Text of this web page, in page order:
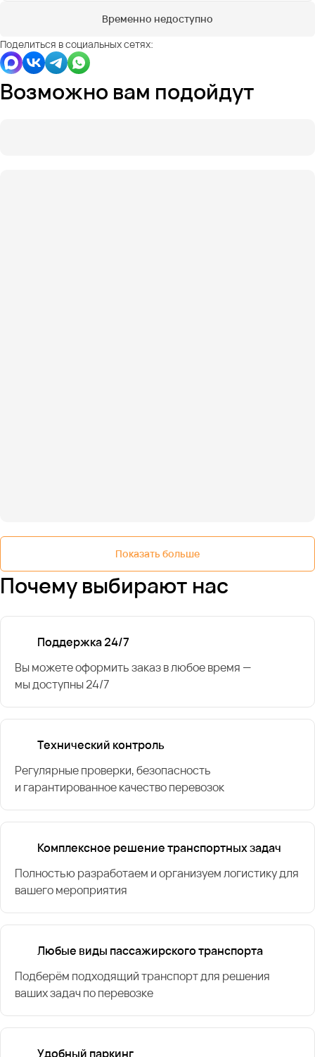
Временно недоступно
Поделиться в социальных сетях:
Возможно вам подойдут
Показать больше
Почему выбирают нас
Поддержка 24/7
Вы можете оформить заказ в любое время —
мы доступны 24/7
Технический контроль
Регулярные проверки, безопасность
и гарантированное качество перевозок
Комплексное решение транспортных задач
Полностью разработаем и организуем логистику для
вашего мероприятия
Любые виды пассажирского транспорта
Подберём подходящий транспорт для решения
ваших задач по перевозке
Удобный паркинг